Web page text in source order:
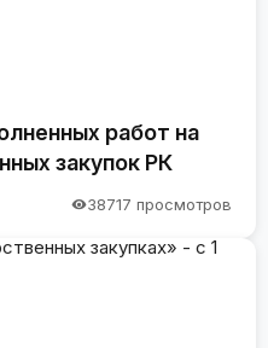
работ на
закупок РК
38717 просмотров